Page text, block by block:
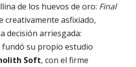
de los huevos de oro: Final
creativamente asfixiado,
decisión arriesgada:
fundó su propio estudio
Soft, con el firme